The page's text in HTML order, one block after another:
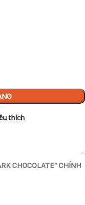
thích
CHOCOLATE” CHÍNH